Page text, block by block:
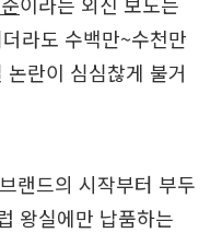
라도 수백만~수천만
란이 심심찮게 불거
랜드의 시작부터 부두
왕실에만 납품하는